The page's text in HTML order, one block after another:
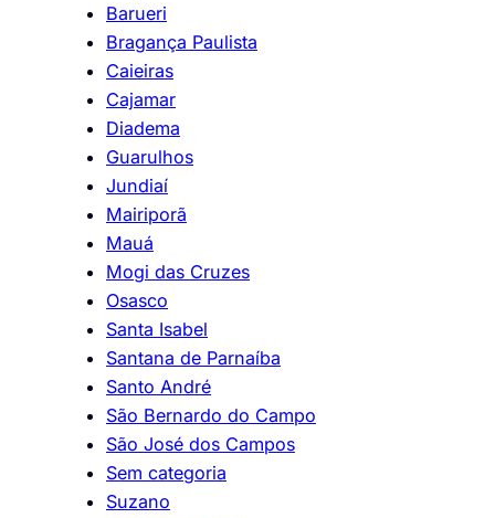
Barueri
Bragança Paulista
Caieiras
Cajamar
Diadema
Guarulhos
Jundiaí
Mairiporã
Mauá
Mogi das Cruzes
Osasco
Santa Isabel
Santana de Parnaíba
Santo André
São Bernardo do Campo
São José dos Campos
Sem categoria
Suzano